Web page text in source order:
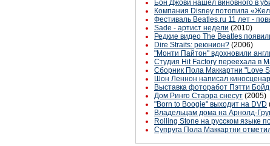
Бон Джови нашел виновного в
Компания Disney потопила
Фестиваль Beatles.ru 11 лет -
Sade - артист недели (2010)
Редкие видео The Beatles
Dire Straits: реюнион? (2006)
"Монти Пайтон" вдохновили
Студия Hit Factory переехала в
Сборник Пола Маккартни "Love
Шон Леннон написал
Выставка фоторабот Пэтти Бойд
Дом Ринго Старра снесут (2005)
"Born to Boogie" выходит на DVD
Владельцам дома на Арнолд-
Rolling Stone на русском языке
Супруга Пола Маккартни